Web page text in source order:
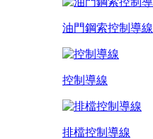
油門鋼索控制導線
控制導線
排檔控制導線